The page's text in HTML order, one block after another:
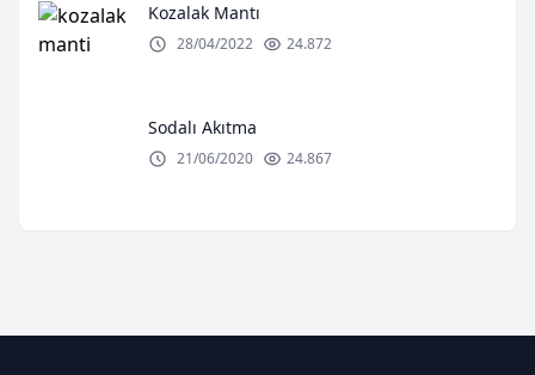
Kozalak Mantı
28/04/2022 24.872
Sodalı Akıtma
21/06/2020 24.867